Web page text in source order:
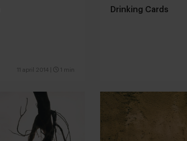
11 april 2014 1 min
Drinking Cards